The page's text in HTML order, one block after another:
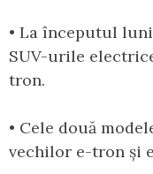
• La începutul
SUV-urile
tron.
• Cele două
vechilor e-tron și